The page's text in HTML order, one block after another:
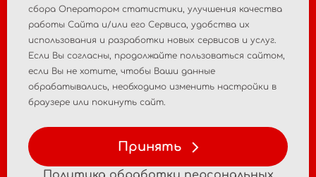
Аналитические
исследования рынка
Консалтинговые услуги
Политика
конфиденциальности
Политика персональных
данных
Условия использования
материалов
сбора Оператором статистики, улучшения качества
работы Сайта и/или его Сервиса, удобства их
использования и разработки новых сервисов и услуг.
Если Вы согласны, продолжайте пользоваться сайтом,
если Вы не хотите, чтобы Ваши данные
обрабатывались, необходимо изменить настройки в
браузере или покинуть сайт.
Принять